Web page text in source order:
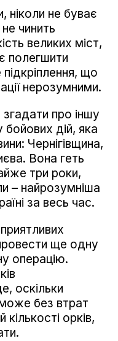
ніколи не буває
чинить
великих міст,
полегшити
що
нерозумними.
про іншу
бойових дій, яка
Чернігівщина,
Вона геть
три роки,
– найрозумніша
за весь час.
ще одну
операцію.
оскільки
може без втрат
кількості орків,